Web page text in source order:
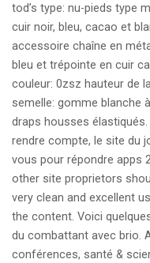
tod’s type: nu-pieds type
cuir noir, bleu, cacao et
accessoire chaîne en
bleu et trépointe en cuir
couleur: 0zsz hauteur de
semelle: gomme blanche
draps housses
rendre compte, le site du
vous pour répondre apps
other site proprietors
very clean and excellent
the content. Voici
du combattant avec brio.
conférences, santé &